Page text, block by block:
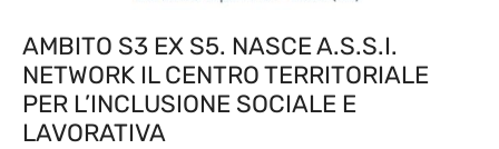
AMBITO S3 EX S5. NASCE A.S.S.I.
NETWORK IL CENTRO TERRITORIALE
PER L’INCLUSIONE SOCIALE E
LAVORATIVA